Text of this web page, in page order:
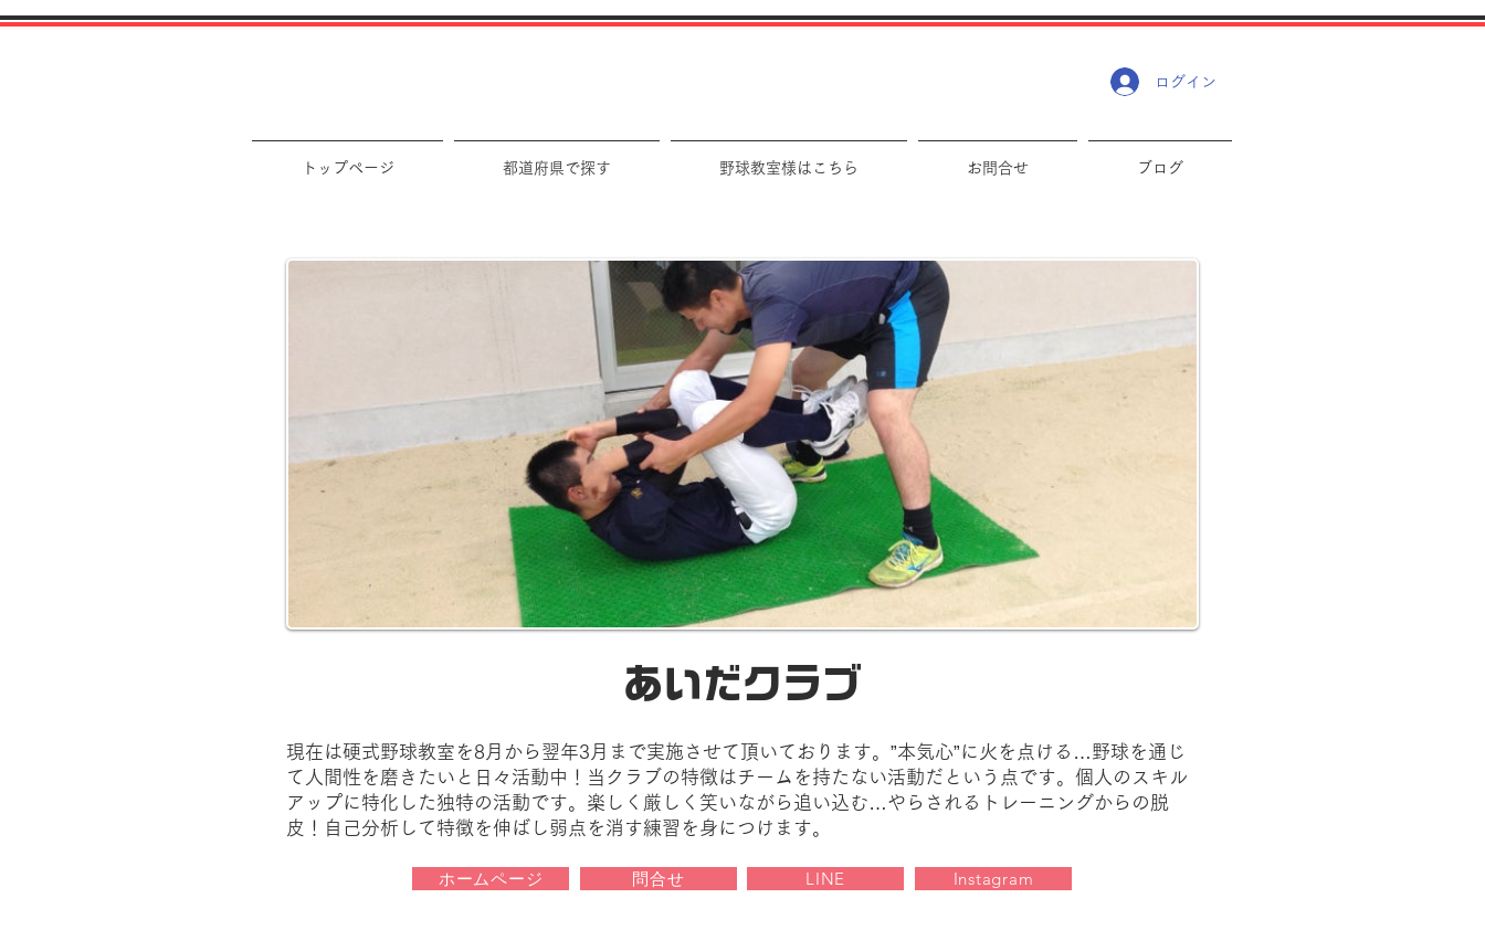
ログイン
トップページ 都道府県で探す 野球教室様はこちら お問合せ ブログ
あいだクラブ
現在は硬式野球教室を8月から翌年3月まで実施させて頂いております。”本気心”に火を点ける…野球を通じ
て人間性を磨きたいと日々活動中！当クラブの特徴はチームを持たない活動だという点です。個人のスキル
アップに特化した独特の活動です。楽しく厳しく笑いながら追い込む…やらされるトレーニングからの脱
皮！自己分析して特徴を伸ばし弱点を消す練習を身につけます。
ホームページ 問合せ LINE Instagram